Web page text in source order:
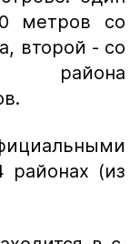
метров со
второй - со
района
районах (из